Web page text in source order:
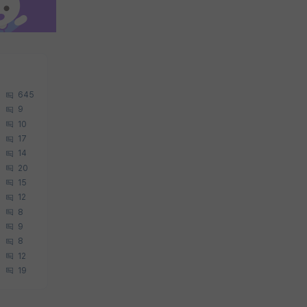
645
9
10
17
14
20
15
12
8
9
8
12
19